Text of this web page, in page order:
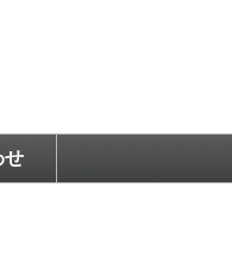
せ